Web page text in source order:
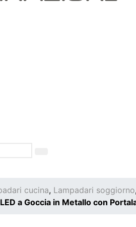
cucina, Lampadari soggiorno
a Goccia in Metallo con